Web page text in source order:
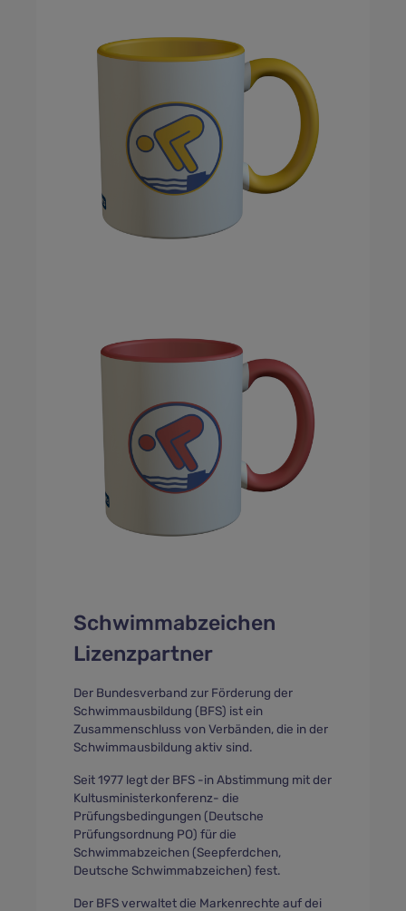
Schwimmabzeichen
Lizenzpartner
Der Bundesverband zur Förderung der
Schwimmausbildung (BFS) ist ein
Zusammenschluss von Verbänden, die in der
Schwimmausbildung aktiv sind.
Seit 1977 legt der BFS -in Abstimmung mit der
Kultusministerkonferenz- die
Prüfungsbedingungen (Deutsche
Prüfungsordnung PO) für die
Schwimmabzeichen (Seepferdchen,
Deutsche Schwimmabzeichen) fest.
Der BFS verwaltet die Markenrechte auf dei